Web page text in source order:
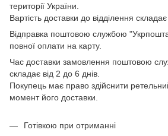
території України.
Вартість доставки до відділення
Відправка поштовою службою
повної оплати на карту.
Час доставки замовлення поштовою
складає від 2 до 6 днів.
Покупець має право здійснити
момент його доставки.
Готівкою при отриманні